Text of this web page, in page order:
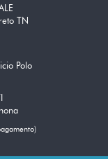
TN
Polo